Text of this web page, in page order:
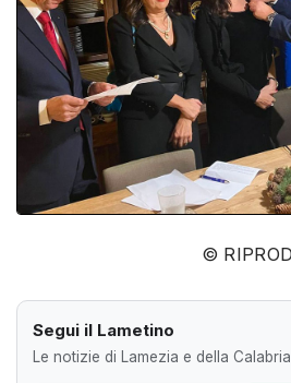
©
Segui il Lametino
Le notizie di Lamezia e della